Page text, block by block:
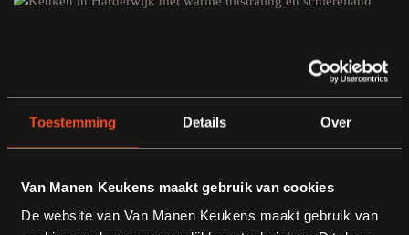
Toestemming Details Over
Van Manen Keukens maakt gebruik van cookies
De website van Van Manen Keukens maakt gebruik van